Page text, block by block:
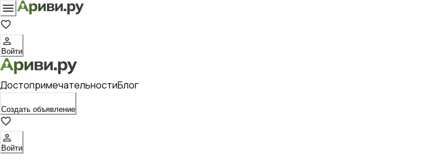
Войти
ДостопримечательностиБлог
Создать объявление
Войти